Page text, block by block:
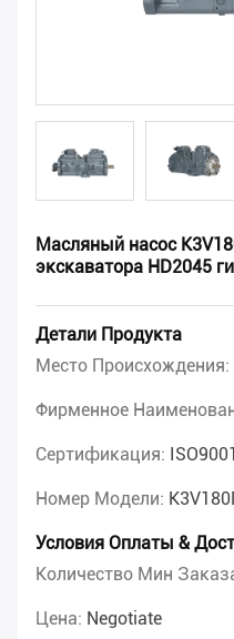
Масляный насос
экскаватора HD2045
Детали Продукта
Место Происхождения:
Фирменное
Сертификация: ISO9001
Номер Модели:
Условия Оплаты &
Количество Мин
Цена: Negotiate